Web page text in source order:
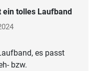
ein tolles Laufband
es passt
bzw.